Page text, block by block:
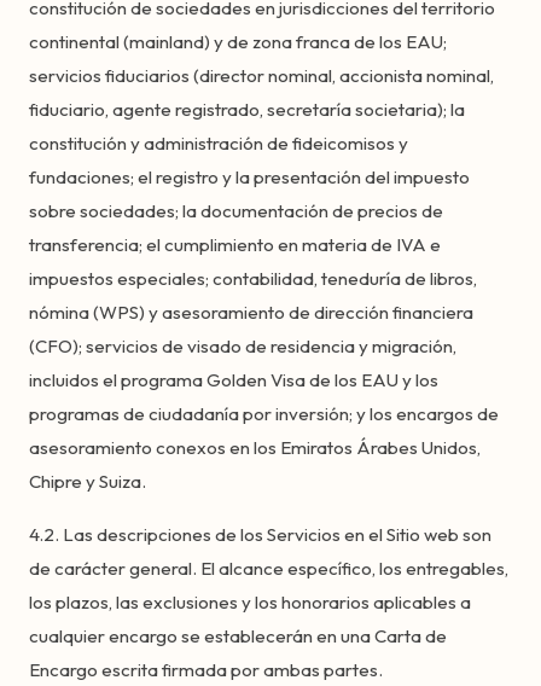
constitución de sociedades en jurisdicciones del territorio
continental (mainland) y de zona franca de los EAU;
servicios fiduciarios (director nominal, accionista nominal,
fiduciario, agente registrado, secretaría societaria); la
constitución y administración de fideicomisos y
fundaciones; el registro y la presentación del impuesto
sobre sociedades; la documentación de precios de
transferencia; el cumplimiento en materia de IVA e
impuestos especiales; contabilidad, teneduría de libros,
nómina (WPS) y asesoramiento de dirección financiera
(CFO); servicios de visado de residencia y migración,
incluidos el programa Golden Visa de los EAU y los
programas de ciudadanía por inversión; y los encargos de
asesoramiento conexos en los Emiratos Árabes Unidos,
Chipre y Suiza.
4.2. Las descripciones de los Servicios en el Sitio web son
de carácter general. El alcance específico, los entregables,
los plazos, las exclusiones y los honorarios aplicables a
cualquier encargo se establecerán en una Carta de
Encargo escrita firmada por ambas partes.